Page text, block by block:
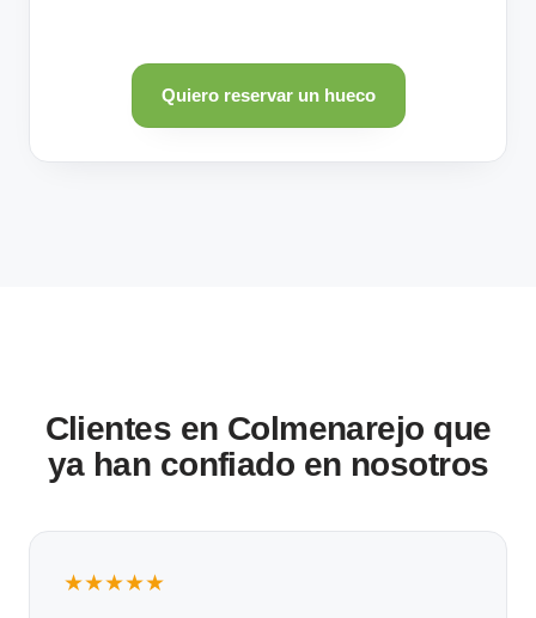
Quiero reservar un hueco
Clientes en Colmenarejo que
ya han confiado en nosotros
★★★★★